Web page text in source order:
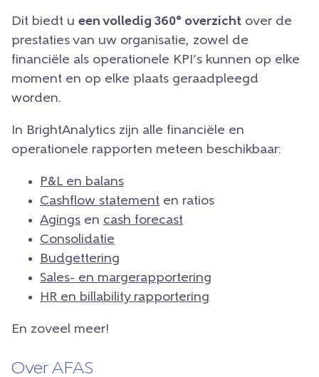
Dit biedt u een volledig 360° overzicht over de
prestaties van uw organisatie, zowel de
financiële als operationele KPI’s kunnen op elke
moment en op elke plaats geraadpleegd
worden.
In BrightAnalytics zijn alle financiële en
operationele rapporten meteen beschikbaar:
P&L en balans
Cashflow statement en ratios
Agings en cash forecast
Consolidatie
Budgettering
Sales- en margerapportering
HR en billability rapportering
En zoveel meer!
Over AFAS